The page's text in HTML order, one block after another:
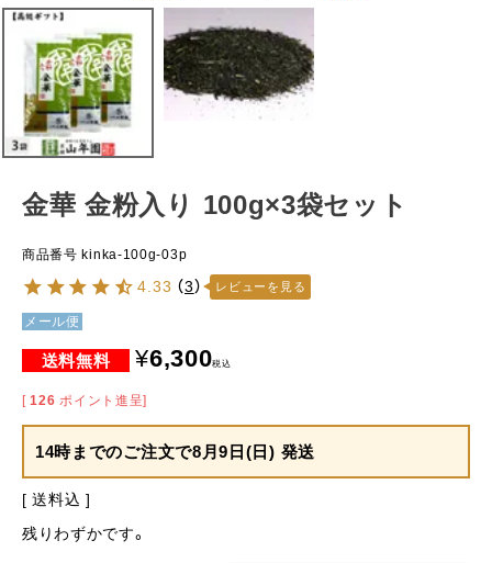
金華 金粉入り 100g×3袋セット
商品番号 kinka-100g-03p
4.33 （3） レビューを見る
メール便
¥6,300税込
[ 126 ポイント進呈]
14時までのご注文で8月9日(日) 発送
送料込
残りわずかです。